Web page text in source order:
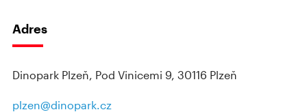
Adres
Dinopark Plzeň, Pod Vinicemi 9, 30116 Plzeň
plzen@dinopark.cz